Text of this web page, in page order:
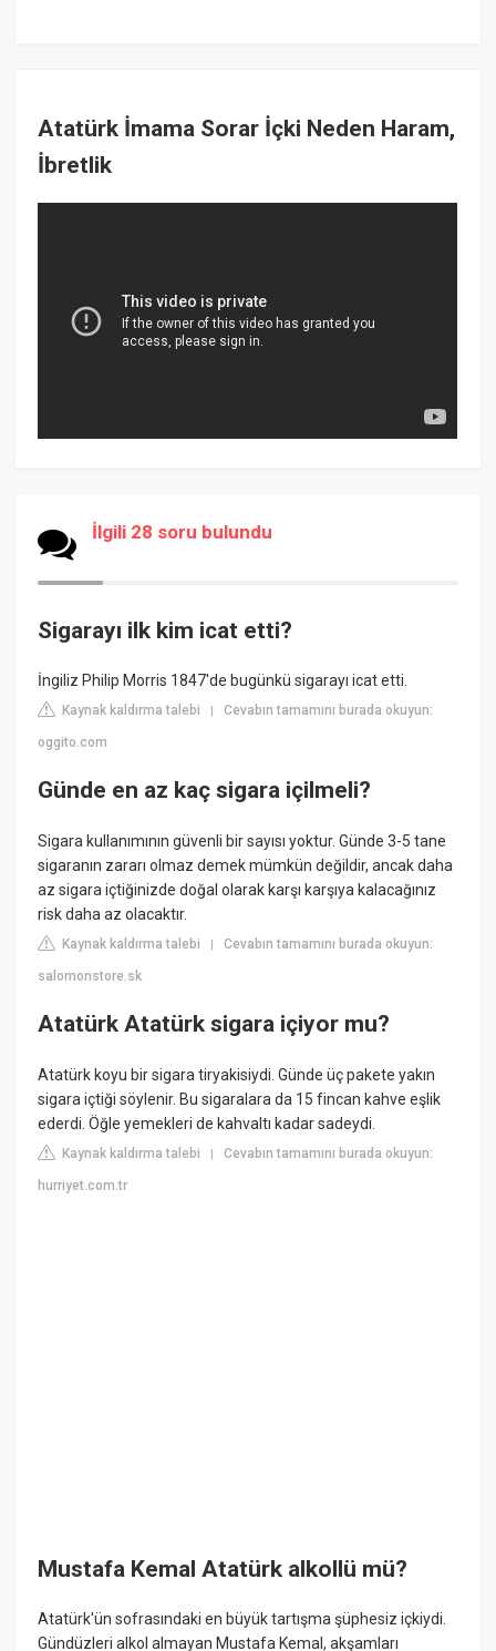
Atatürk İmama Sorar İçki Neden Haram,
İbretlik
İlgili 28 soru bulundu
Sigarayı ilk kim icat etti?
İngiliz Philip Morris 1847'de bugünkü sigarayı icat etti.
Kaynak kaldırma talebi |Cevabın tamamını burada okuyun:
oggito.com
Günde en az kaç sigara içilmeli?
Sigara kullanımının güvenli bir sayısı yoktur. Günde 3-5 tane
sigaranın zararı olmaz demek mümkün değildir, ancak daha
az sigara içtiğinizde doğal olarak karşı karşıya kalacağınız
risk daha az olacaktır.
Kaynak kaldırma talebi |Cevabın tamamını burada okuyun:
salomonstore.sk
Atatürk Atatürk sigara içiyor mu?
Atatürk koyu bir sigara tiryakisiydi. Günde üç pakete yakın
sigara içtiği söylenir. Bu sigaralara da 15 fincan kahve eşlik
ederdi. Öğle yemekleri de kahvaltı kadar sadeydi.
Kaynak kaldırma talebi |Cevabın tamamını burada okuyun:
hurriyet.com.tr
Mustafa Kemal Atatürk alkollü mü?
Atatürk'ün sofrasındaki en büyük tartışma şüphesiz içkiydi.
Gündüzleri alkol almayan Mustafa Kemal, akşamları